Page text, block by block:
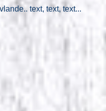
text, text, text...